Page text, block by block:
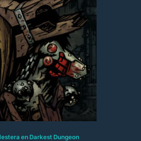
en Darkest Dungeon